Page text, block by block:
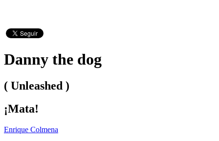
Danny the dog
( Unleashed )
¡Mata!
Enrique Colmena